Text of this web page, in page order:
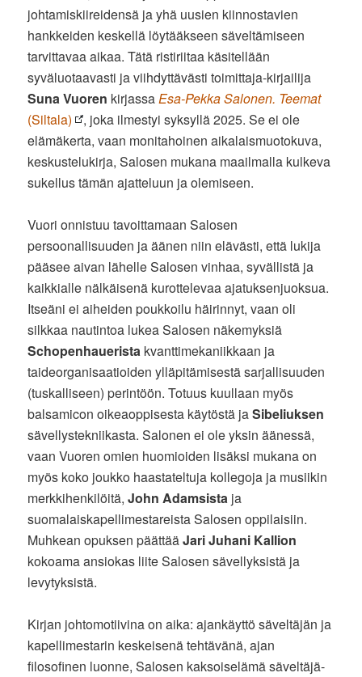
johtamiskiireidensä ja yhä uusien kiinnostavien
hankkeiden keskellä löytääkseen säveltämiseen
tarvittavaa aikaa. Tätä ristiriitaa käsitellään
syväluotaavasti ja viihdyttävästi toimittaja-kirjailija
Suna Vuoren kirjassaEsa-Pekka Salonen. Teemat
(Siltala)
, joka ilmestyi syksyllä 2025. Se ei ole
elämäkerta, vaan monitahoinen aikalaismuotokuva,
keskustelukirja, Salosen mukana maailmalla kulkeva
sukellus tämän ajatteluun ja olemiseen.
Vuori onnistuu tavoittamaan Salosen
persoonallisuuden ja äänen niin elävästi, että lukija
pääsee aivan lähelle Salosen vinhaa, syvällistä ja
kaikkialle nälkäisenä kurottelevaa ajatuksenjuoksua.
Itseäni ei aiheiden poukkoilu häirinnyt, vaan oli
silkkaa nautintoa lukea Salosen näkemyksiä
Schopenhauerista kvanttimekaniikkaan ja
taideorganisaatioiden ylläpitämisestä sarjallisuuden
(tuskalliseen) perintöön. Totuus kuullaan myös
balsamicon oikeaoppisesta käytöstä jaSibeliuksen
sävellystekniikasta. Salonen ei ole yksin äänessä,
vaan Vuoren omien huomioiden lisäksi mukana on
myös koko joukko haastateltuja kollegoja ja musiikin
merkkihenkilöitä,John Adamsista ja
suomalaiskapellimestareista Salosen oppilaisiin.
Muhkean opuksen päättääJari Juhani Kallion
kokoama ansiokas liite Salosen sävellyksistä ja
levytyksistä.
Kirjan johtomotiivina on aika: ajankäyttö säveltäjän ja
kapellimestarin keskeisenä tehtävänä, ajan
filosofinen luonne, Salosen kaksoiselämä säveltäjä-